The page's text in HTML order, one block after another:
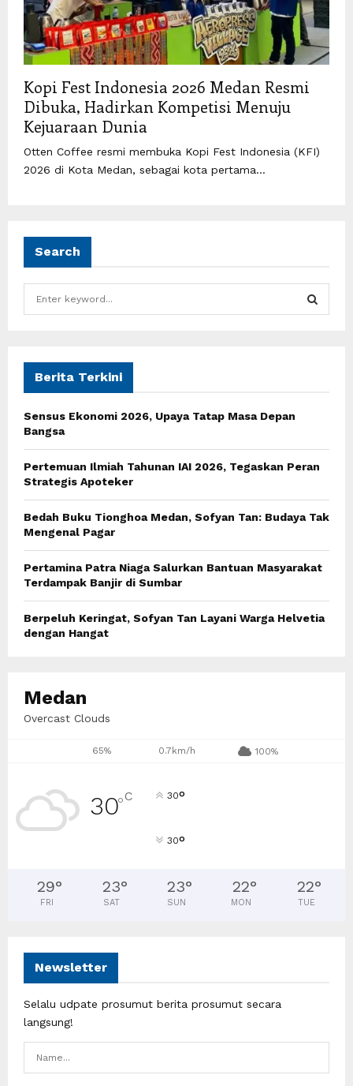
Kopi Fest Indonesia 2026 Medan Resmi
Dibuka, Hadirkan Kompetisi Menuju
Kejuaraan Dunia
Otten Coffee resmi membuka Kopi Fest Indonesia (KFI)
2026 di Kota Medan, sebagai kota pertama...
Search
f
r
Berita Terkini
Sensus Ekonomi 2026, Upaya Tatap Masa Depan
Bangsa
Pertemuan Ilmiah Tahunan IAI 2026, Tegaskan Peran
Strategis Apoteker
Bedah Buku Tionghoa Medan, Sofyan Tan: Budaya Tak
Mengenal Pagar
Pertamina Patra Niaga Salurkan Bantuan Masyarakat
Terdampak Banjir di Sumbar
Berpeluh Keringat, Sofyan Tan Layani Warga Helvetia
dengan Hangat
Medan
Overcast Clouds
65% 0.7km/h 100%
30°C 30°
30°
29°
FRI
23°
SAT
23°
SUN
22°
MON
22°
TUE
Newsletter
Selalu udpate prosumut berita prosumut secara
langsung!